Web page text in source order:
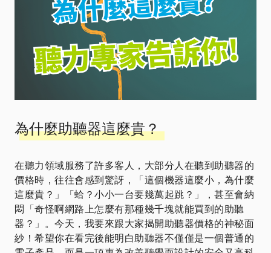
為什麼助聽器這麼貴？
在聽力領域服務了許多客人，大部分人在聽到助聽器的
價格時，往往會感到驚訝，「這個機器這麼小，為什麼
這麼貴？」「蛤？小小一台要幾萬起跳？」，甚至會納
悶「奇怪啊網路上怎麼有那種幾千塊就能買到的助聽
器？」。今天，我要來跟大家揭開助聽器價格的神秘面
紗！希望你在看完後能明白助聽器不僅僅是一個普通的